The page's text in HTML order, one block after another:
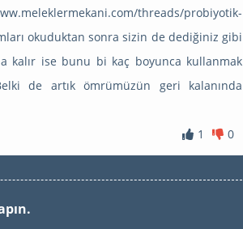
threads/probiyotik-
okuduktan sonra sizin de dediğiniz gibi
kalır ise bunu bi kaç boyunca kullanmak
de artık ömrümüzün geri kalanında
0
1